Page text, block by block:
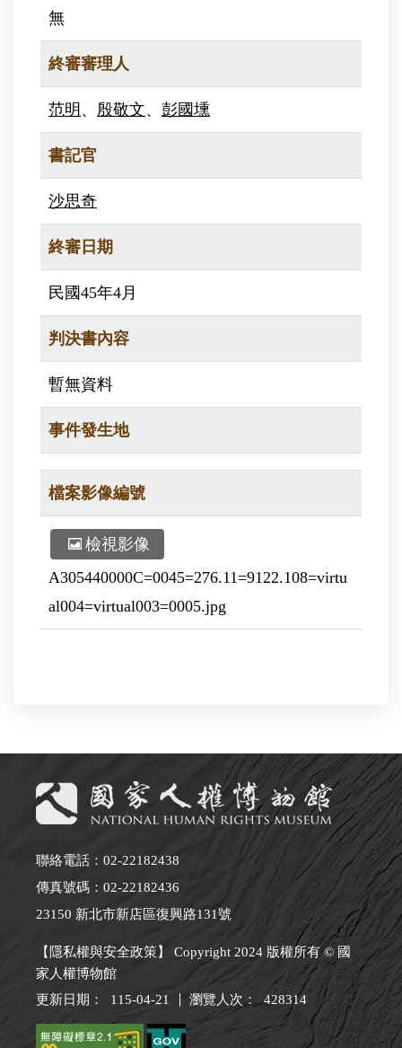
無
終審審理人
范明 、 殷敬文、 彭國壎
書記官
沙思奇
終審日期
民國45年4月
判決書內容
暫無資料
事件發生地
檔案影像編號
檢視影像
A305440000C=0045=276.11=9122.108=virtu
al004=virtual003=0005.jpg
聯絡電話：02-22182438
傳真號碼：02-22182436
23150 新北市新店區復興路131號
【隱私權與安全政策】 Copyright 2024 版權所有 © 國
家人權博物館
更新日期：
115-04-21 瀏覽人次： 428314